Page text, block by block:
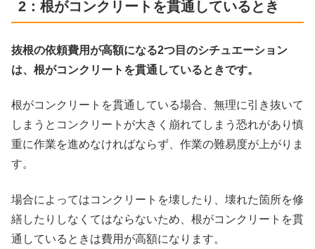
2：根がコンクリートを貫通しているとき
抜根の依頼費用が高額になる2つ目のシチュエーション
は、根がコンクリートを貫通しているときです。
根がコンクリートを貫通している場合、無理に引き抜いて
しまうとコンクリートが大きく崩れてしまう恐れがあり慎
重に作業を進めなければならず、作業の難易度が上がりま
す。
場合によってはコンクリートを壊したり、壊れた箇所を修
繕したりしなくてはならないため、根がコンクリートを貫
通しているときは費用が高額になります。